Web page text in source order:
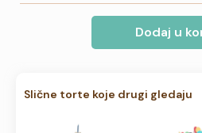
Dodaj u
Slične torte koje drugi gledaju